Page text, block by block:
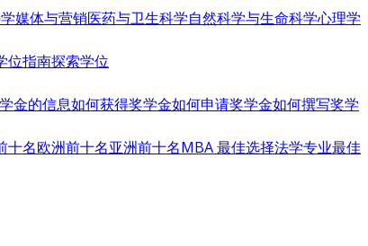
媒体与营销医药与卫生科学自然科学与生命科学心理学
位指南探索学位
金的信息如何获得奖学金如何申请奖学金如何撰写奖学
十名欧洲前十名亚洲前十名MBA 最佳选择法学专业最佳